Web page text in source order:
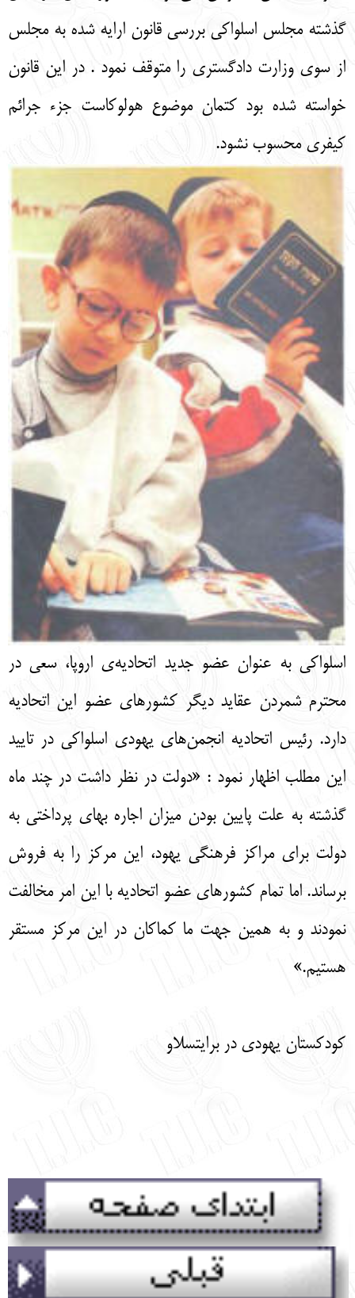
گذشته مجلس اسلواكي بررسي قانون ارايه شده به مجلس
از سوي وزارت دادگستري را متوقف نمود . در اين قانون
خواسته شده بود كتمان موضوع هولوكاست جزء جرائم
كيفري محسوب نشود.
اسلواكي به عنوان عضو جديد اتحاديه‌ی اروپا، سعي در
محترم شمردن عقايد ديگر كشورهاي عضو اين اتحاديه
دارد. رئيس اتحاديه انجمن‌هاي يهودي اسلواكي در تاييد
اين مطلب اظهار نمود : «دولت در نظر داشت در چند ماه
گذشته به علت پايين بودن ميزان اجاره بهای پرداختي به
دولت براي مراكز فرهنگی يهود، اين مركز را به فروش
برساند. اما تمام كشورهاي عضو اتحاديه با اين امر مخالفت
نمودند و به همين جهت ما كماكان در اين مركز مستقر
هستيم.»
کودکستان یهودی در برایتسلاو